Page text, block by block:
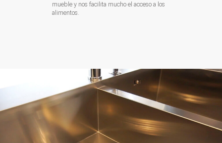
mueble y nos facilita mucho el acceso a los
alimentos.